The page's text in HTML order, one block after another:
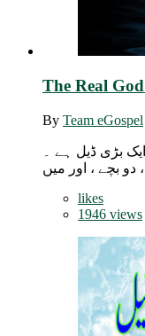
The Real
By Team eGospel
بڑی ڈیل ہے ۔
likes
1946 views